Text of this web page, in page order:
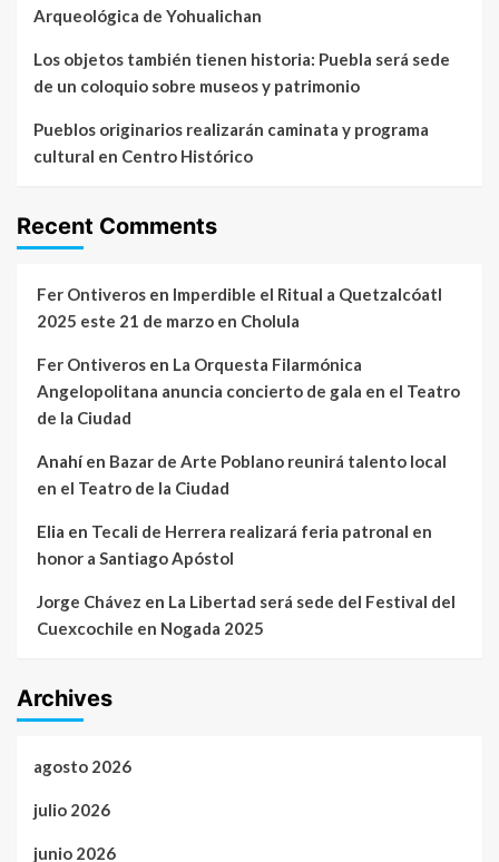
Arqueológica de Yohualichan
Los objetos también tienen historia: Puebla será sede
de un coloquio sobre museos y patrimonio
Pueblos originarios realizarán caminata y programa
cultural en Centro Histórico
Recent Comments
Fer Ontiveros en Imperdible el Ritual a Quetzalcóatl
2025 este 21 de marzo en Cholula
Fer Ontiveros en La Orquesta Filarmónica
Angelopolitana anuncia concierto de gala en el Teatro
de la Ciudad
Anahíen Bazar de Arte Poblano reunirá talento local
en el Teatro de la Ciudad
Elia en Tecali de Herrera realizará feria patronal en
honor a Santiago Apóstol
Jorge Chávez en La Libertad será sede del Festival del
Cuexcochile en Nogada 2025
Archives
agosto 2026
julio 2026
junio 2026